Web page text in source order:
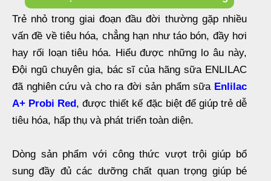
Trẻ nhỏ trong giai đoạn đầu đời thường gặp nhiều
vấn đề về tiêu hóa, chẳng hạn như táo bón, đầy hơi
hay rối loạn tiêu hóa. Hiểu được những lo âu này,
Đội ngũ chuyên gia, bác sĩ của hãng sữa ENLILAC
đã nghiên cứu và cho ra đời sản phẩm sữa Enlilac
A+ Probi Red, được thiết kế đặc biệt để giúp trẻ dễ
tiêu hóa, hấp thụ và phát triển toàn diện.
Dòng sản phẩm với công thức vượt trội giúp bổ
sung đầy đủ các dưỡng chất quan trọng giúp bé